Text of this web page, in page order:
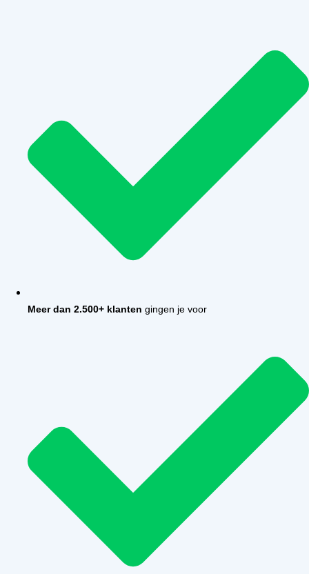
Meer dan 2.500+ klanten gingen je voor